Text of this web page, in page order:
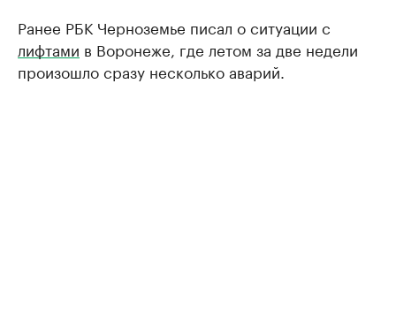
Ранее РБК Черноземье писал о ситуации с
лифтами в Воронеже, где летом за две недели
произошло сразу несколько аварий.